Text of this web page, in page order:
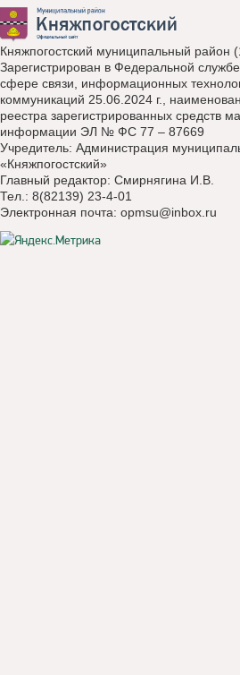
Княжпогостский муниципальный район
Зарегистрирован в Федеральной
сфере связи, информационных
коммуникаций 25.06.2024 г.,
реестра зарегистрированных средств
информации ЭЛ № ФС 77 – 87669
Учредитель: Администрация
«Княжпогостский»
Главный редактор: Смирнягина И.В.
Тел.: 8(82139) 23-4-01
Электронная почта: opmsu@inbox.ru